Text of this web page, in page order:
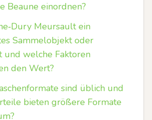
Beaune einordnen?
Meursault ein
Sammelobjekt oder
und welche Faktoren
den Wert?
sind üblich und
bieten größere Formate